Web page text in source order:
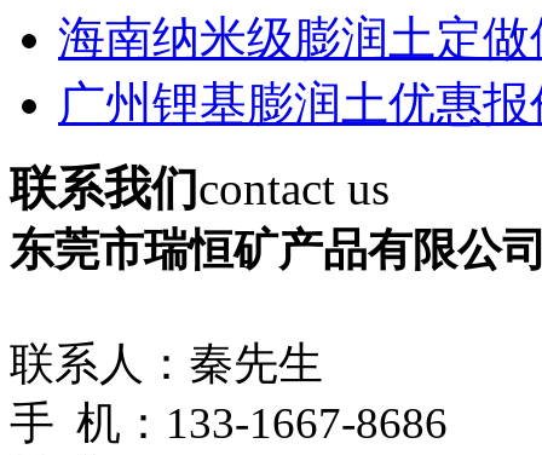
海南纳米级膨润土定做
广州锂基膨润土优惠报
联系我们contact us
东莞市瑞恒矿产品有限公
联系人：秦先生
手 机：133-1667-8686